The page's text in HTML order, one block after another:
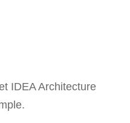
IDEA Architecture